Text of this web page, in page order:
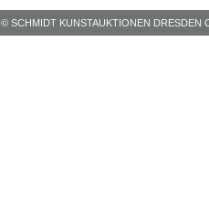
© SCHMIDT KUNSTAUKTIONEN DRESDEN